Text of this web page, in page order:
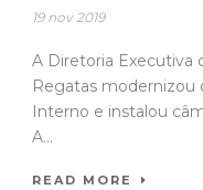
19 nov 2019
A Diretoria Executiva
Regatas
Interno e instalou
A...
READ MORE